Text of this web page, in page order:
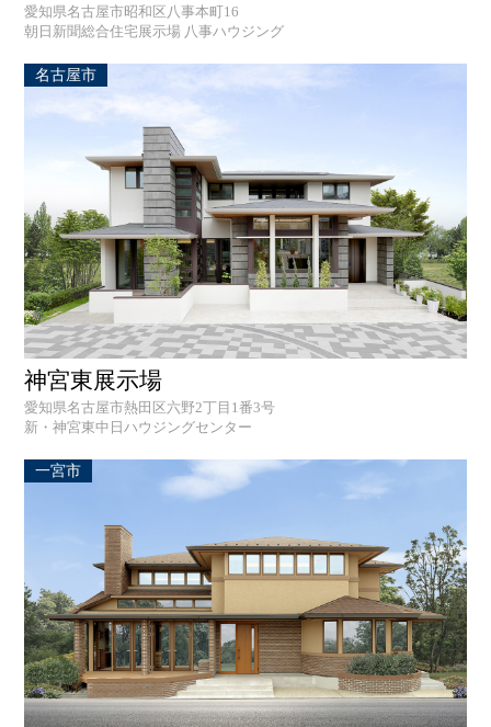
愛知県名古屋市昭和区八事本町16
朝日新聞総合住宅展示場 八事ハウジング
名古屋市
神宮東展示場
愛知県名古屋市熱田区六野2丁目1番3号
新・神宮東中日ハウジングセンター
一宮市